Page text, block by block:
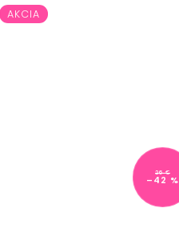
AKCIA
26 €
–42 %